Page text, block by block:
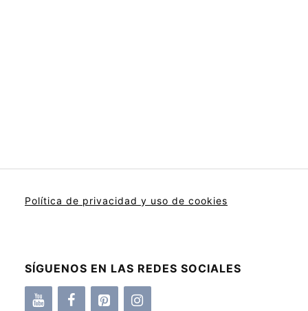
Política de privacidad y uso de cookies
SÍGUENOS EN LAS REDES SOCIALES